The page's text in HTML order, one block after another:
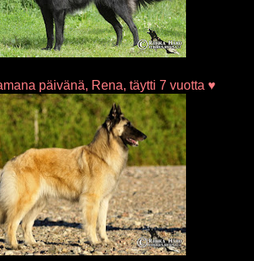
päivänä, Rena, täytti 7 vuotta ♥